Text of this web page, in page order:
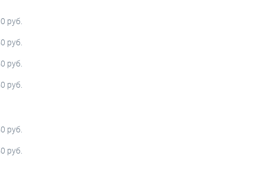
руб.
руб.
руб.
руб.
руб.
руб.